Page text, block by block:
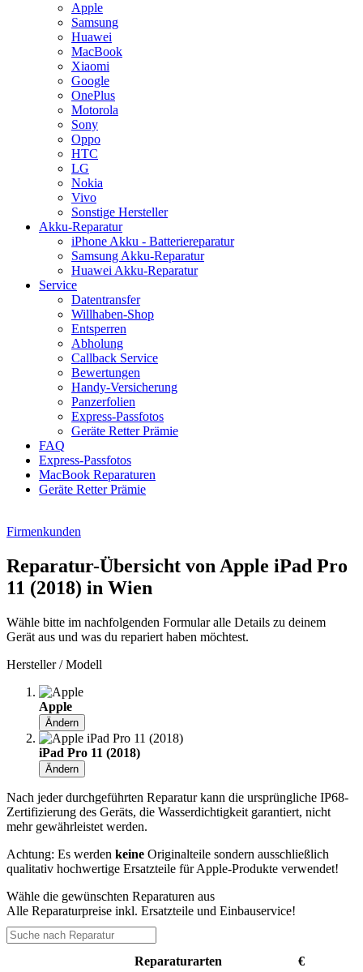
Apple
Samsung
Huawei
MacBook
Xiaomi
Google
OnePlus
Motorola
Sony
Oppo
HTC
LG
Nokia
Vivo
Sonstige Hersteller
Akku-Reparatur
iPhone Akku - Batteriereparatur
Samsung Akku-Reparatur
Huawei Akku-Reparatur
Service
Datentransfer
Willhaben-Shop
Entsperren
Abholung
Callback Service
Bewertungen
Handy-Versicherung
Panzerfolien
Express-Passfotos
Geräte Retter Prämie
FAQ
Express-Passfotos
MacBook Reparaturen
Geräte Retter Prämie
Firmenkunden
Reparatur-Übersicht von Apple iPad Pro
11 (2018) in Wien
Wähle bitte im nachfolgenden Formular alle Details zu deinem
Gerät aus und was du repariert haben möchtest.
Hersteller / Modell
Apple
Ändern
iPad Pro 11 (2018)
Ändern
Nach jeder durchgeführten Reparatur kann die ursprüngliche IP68-
Zertifizierung des Geräts, die Wasserdichtigkeit garantiert, nicht
mehr gewährleistet werden.
Achtung: Es werden keine Originalteile sondern ausschließlich
qualitativ hochwertige Ersatzteile für Apple-Produkte verwendet!
Wähle die gewünschten Reparaturen aus
Alle Reparaturpreise inkl. Ersatzteile und Einbauservice!
Reparaturarten €